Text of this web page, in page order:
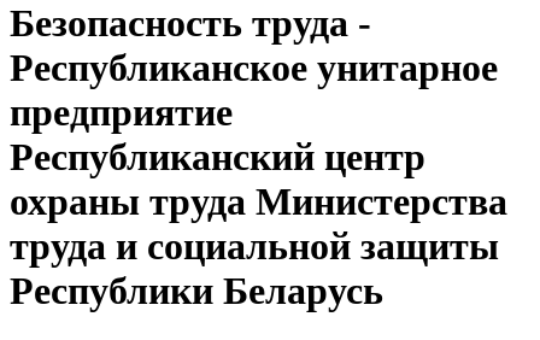
Безопасность труда -
Республиканское унитарное
предприятие
Республиканский центр
охраны труда Министерства
труда и социальной защиты
Республики Беларусь